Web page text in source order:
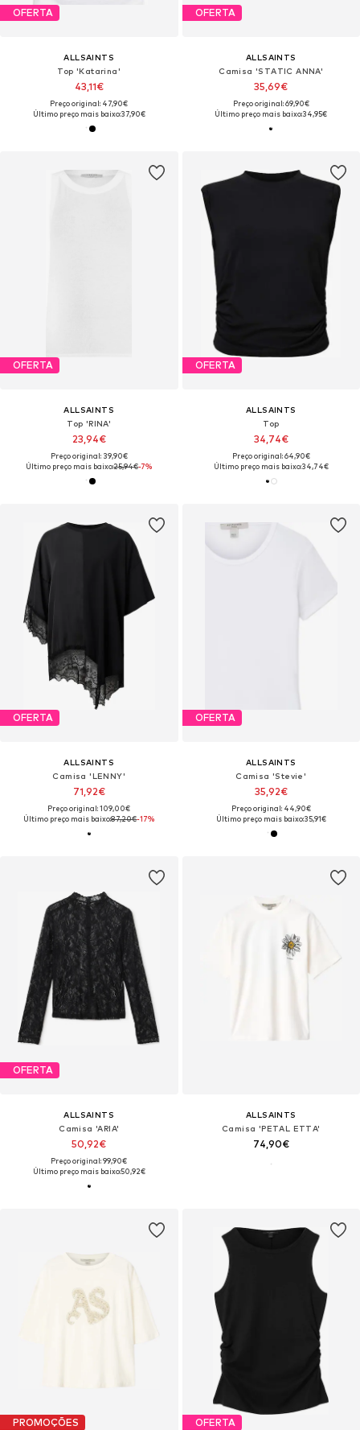
OFERTA
ALLSAINTS
Top 'Katarina'
43,11€
Preço original: 47,90€
Último preço mais baixo:37,90€
OFERTA
ALLSAINTS
Camisa 'STATIC ANNA'
35,69€
Preço original: 69,90€
Último preço mais baixo:34,95€
OFERTA
ALLSAINTS
Top 'RINA'
23,94€
Preço original: 39,90€
Último preço mais baixo:25,94€-7%
OFERTA
ALLSAINTS
Top
34,74€
Preço original: 64,90€
Último preço mais baixo:34,74€
OFERTA
ALLSAINTS
Camisa 'LENNY'
71,92€
Preço original: 109,00€
Último preço mais baixo:87,20€-17%
OFERTA
ALLSAINTS
Camisa 'Stevie'
35,92€
Preço original: 44,90€
Último preço mais baixo:35,91€
OFERTA
ALLSAINTS
Camisa 'ARIA'
50,92€
Preço original: 99,90€
Último preço mais baixo:50,92€
ALLSAINTS
Camisa 'PETAL ETTA'
74,90€
PROMOÇÕES OFERTA